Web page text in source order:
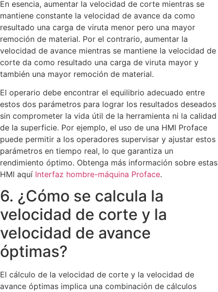
En esencia, aumentar la velocidad de corte mientras se
mantiene constante la velocidad de avance da como
resultado una carga de viruta menor pero una mayor
remoción de material. Por el contrario, aumentar la
velocidad de avance mientras se mantiene la velocidad de
corte da como resultado una carga de viruta mayor y
también una mayor remoción de material.
El operario debe encontrar el equilibrio adecuado entre
estos dos parámetros para lograr los resultados deseados
sin comprometer la vida útil de la herramienta ni la calidad
de la superficie. Por ejemplo, el uso de una HMI Proface
puede permitir a los operadores supervisar y ajustar estos
parámetros en tiempo real, lo que garantiza un
rendimiento óptimo. Obtenga más información sobre estas
HMI aquí Interfaz hombre-máquina Proface.
6. ¿Cómo se calcula la
velocidad de corte y la
velocidad de avance
óptimas?
El cálculo de la velocidad de corte y la velocidad de
avance óptimas implica una combinación de cálculos